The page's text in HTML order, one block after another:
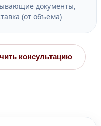
документы,
(от объема)
консультацию